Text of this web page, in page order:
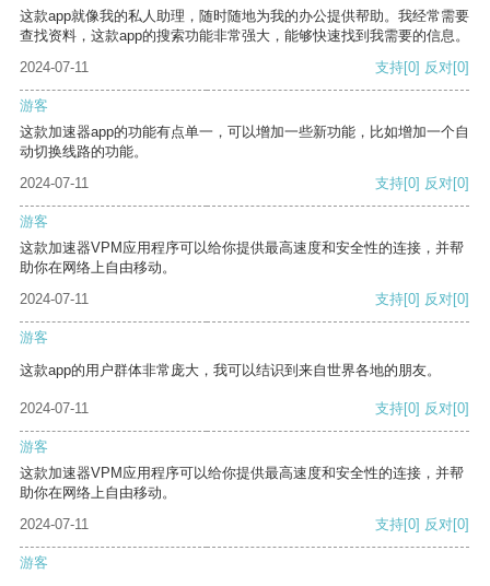
这款app就像我的私人助理，随时随地为我的办公提供帮助。我经常需要
查找资料，这款app的搜索功能非常强大，能够快速找到我需要的信息。
2024-07-11
支持[0] 反对[0]
游客
这款加速器app的功能有点单一，可以增加一些新功能，比如增加一个自
动切换线路的功能。
2024-07-11
支持[0] 反对[0]
游客
这款加速器VPM应用程序可以给你提供最高速度和安全性的连接，并帮
助你在网络上自由移动。
2024-07-11
支持[0] 反对[0]
游客
这款app的用户群体非常庞大，我可以结识到来自世界各地的朋友。
2024-07-11 支持[0] 反对[0]
游客
这款加速器VPM应用程序可以给你提供最高速度和安全性的连接，并帮
助你在网络上自由移动。
2024-07-11
支持[0] 反对[0]
游客